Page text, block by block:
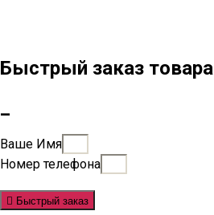
Быстрый заказ товара
Ваше Имя
Номер телефона
Быстрый заказ